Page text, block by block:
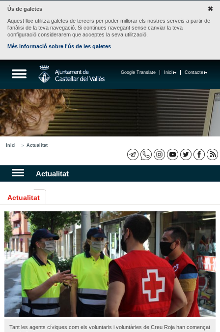
Ús de galetes
Aquest lloc utilitza galetes de tercers per poder millorar els nostres serveis a partir de
l'anàlisi de la teva navegació. Si continues navegant sense canviar la teva
configuració considerarem que acceptes la seva utilització.
Més informació sobre l'ús de les galetes
Contacte
Inici
Google Translate
Inici Actualitat
Actualitat
Actualitat
Tant les agents cíviques com els voluntaris i voluntàries de Creu Roja han començat